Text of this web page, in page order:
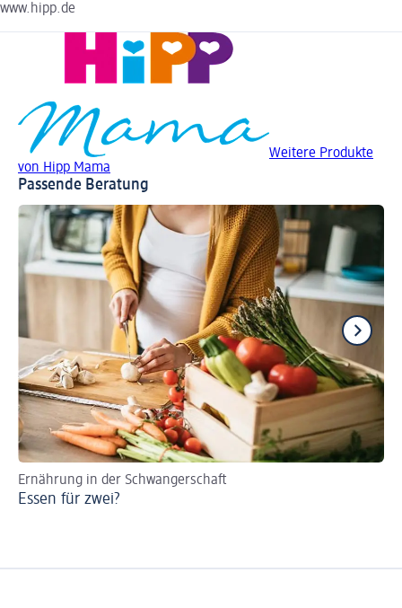
www.hipp.de
Weitere Produkte
von Hipp Mama
Passende Beratung
Ernährung in der Schwangerschaft
Essen für zwei?